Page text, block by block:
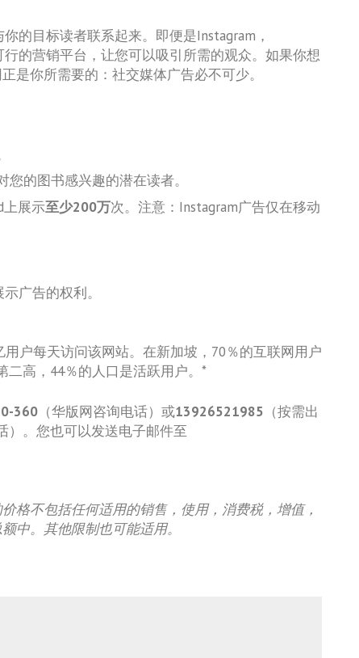
的目标读者联系起来。即便是Instagram，
的营销平台，让您可以吸引所需的观众。如果你想
是你所需要的：社交媒体广告必不可少。
的图书感兴趣的潜在读者。
上展示至少200万次。注意：Instagram广告仅在移动
广告的权利。
户每天访问该网站。在新加坡，70％的互联网用户
二高，44％的人口是活跃用户。*
360 （华版网咨询电话）或13926521985 （按需出
）。您也可以发送电子邮件至
格不包括任何适用的销售，使用，消费税，增值，
中。其他限制也可能适用。